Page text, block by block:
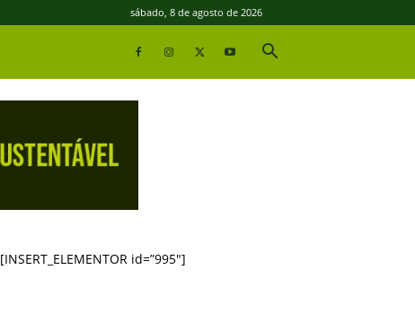
sábado, 8 de agosto de 2026
[INSERT_ELEMENTOR id=”995″]